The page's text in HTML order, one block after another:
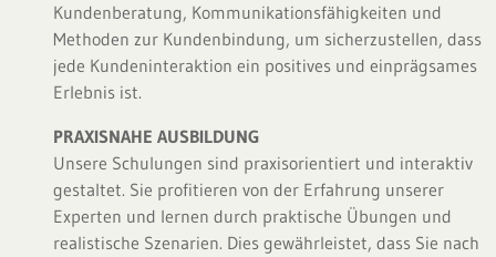
Kundenberatung, Kommunikationsfähigkeiten und
Methoden zur Kundenbindung, um sicherzustellen, dass
jede Kundeninteraktion ein positives und einprägsames
Erlebnis ist.
PRAXISNAHE AUSBILDUNG
Unsere Schulungen sind praxisorientiert und interaktiv
gestaltet. Sie profitieren von der Erfahrung unserer
Experten und lernen durch praktische Übungen und
realistische Szenarien. Dies gewährleistet, dass Sie nach